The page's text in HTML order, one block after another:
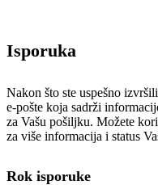
Isporuka
Nakon što ste uspešno
e-pošte koja sadrži
za Vašu pošiljku. Možete
za više informacija i status
Rok isporuke